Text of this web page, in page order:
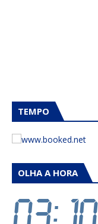
TEMPO
OLHA A HORA